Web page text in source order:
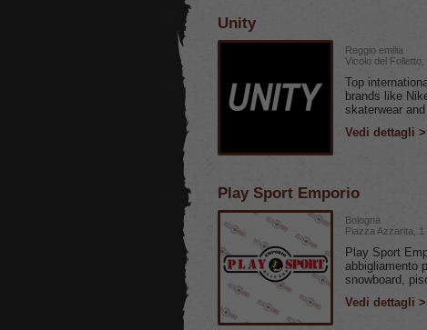
Unity
Reggio emilia
Vicolo del Folletto,
Top
brands like
skaterwear
Vedi dettagli >
Play Sport Emporio
Bologna
Piazza Azzarita, 1
Play Sport
abbigliamento
snowboard,
Vedi dettagli >